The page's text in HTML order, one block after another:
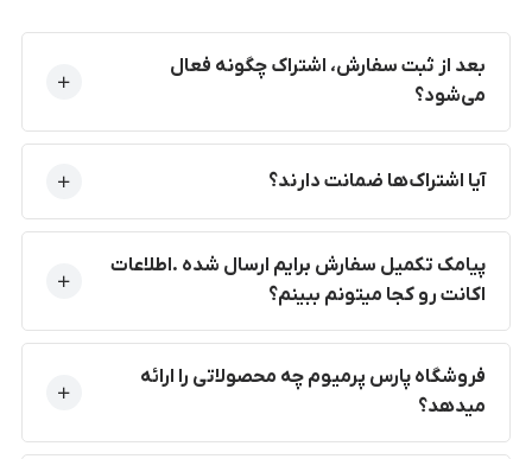
بعد از ثبت سفارش، اشتراک چگونه فعال
می‌شود؟
آیا اشتراک‌ها ضمانت دارند؟
پیامک تکمیل سفارش برایم ارسال شده .اطلاعات
اکانت رو کجا میتونم ببینم؟
فروشگاه پارس پرمیوم چه محصولاتی را ارائه
میدهد؟